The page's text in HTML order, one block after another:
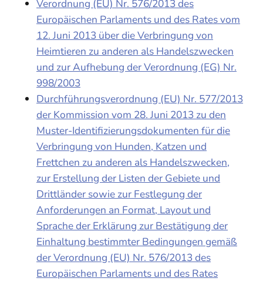
Verordnung (EU) Nr. 576/2013 des
Europäischen Parlaments und des Rates vom
12. Juni 2013 über die Verbringung von
Heimtieren zu anderen als Handelszwecken
und zur Aufhebung der Verordnung (EG) Nr.
998/2003
Durchführungsverordnung (EU) Nr. 577/2013
der Kommission vom 28. Juni 2013 zu den
Muster-Identifizierungsdokumenten für die
Verbringung von Hunden, Katzen und
Frettchen zu anderen als Handelszwecken,
zur Erstellung der Listen der Gebiete und
Drittländer sowie zur Festlegung der
Anforderungen an Format, Layout und
Sprache der Erklärung zur Bestätigung der
Einhaltung bestimmter Bedingungen gemäß
der Verordnung (EU) Nr. 576/2013 des
Europäischen Parlaments und des Rates